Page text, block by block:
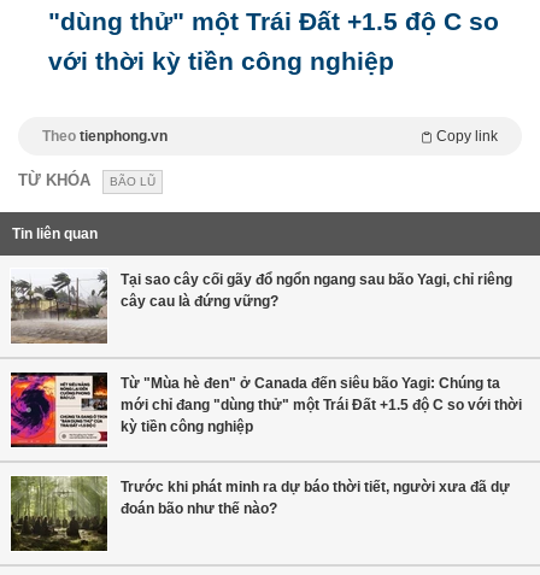
"dùng thử" một Trái Đất +1.5 độ C so
với thời kỳ tiền công nghiệp
Theo tienphong.vn Copy link
TỪ KHÓA BÃO LŨ
Tin liên quan
Tại sao cây cối gãy đổ ngổn ngang sau bão Yagi, chỉ riêng
cây cau là đứng vững?
Từ "Mùa hè đen" ở Canada đến siêu bão Yagi: Chúng ta
mới chỉ đang "dùng thử" một Trái Đất +1.5 độ C so với thời
kỳ tiền công nghiệp
Trước khi phát minh ra dự báo thời tiết, người xưa đã dự
đoán bão như thế nào?